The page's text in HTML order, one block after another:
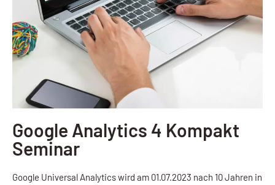
Google Analytics 4 Kompakt
Seminar
Google Universal Analytics wird am 01.07.2023 nach 10 Jahren in